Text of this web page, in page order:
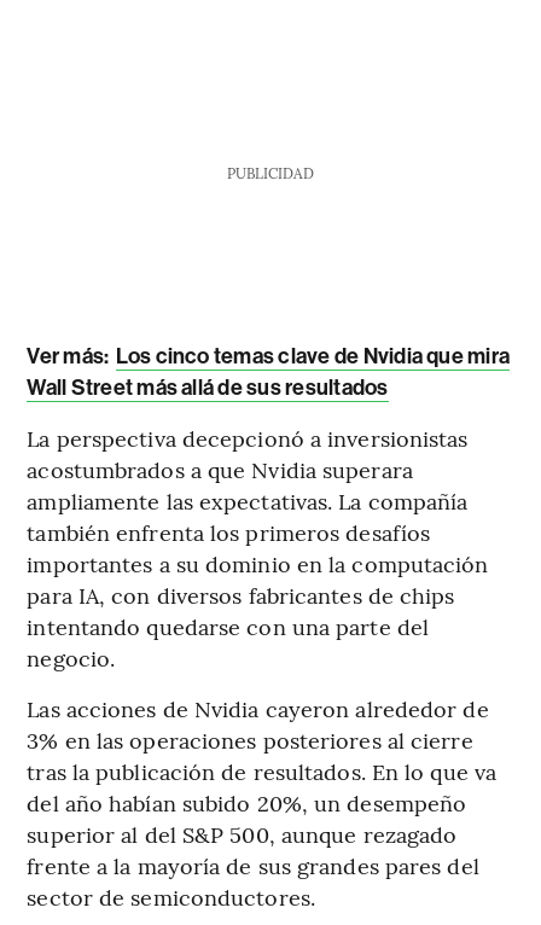
PUBLICIDAD
Ver más: Los cinco temas clave de Nvidia que mira
Wall Street más allá de sus resultados
La perspectiva decepcionó a inversionistas
acostumbrados a que Nvidia superara
ampliamente las expectativas. La compañía
también enfrenta los primeros desafíos
importantes a su dominio en la computación
para IA, con diversos fabricantes de chips
intentando quedarse con una parte del
negocio.
Las acciones de Nvidia cayeron alrededor de
3% en las operaciones posteriores al cierre
tras la publicación de resultados. En lo que va
del año habían subido 20%, un desempeño
superior al del S&P 500, aunque rezagado
frente a la mayoría de sus grandes pares del
sector de semiconductores.